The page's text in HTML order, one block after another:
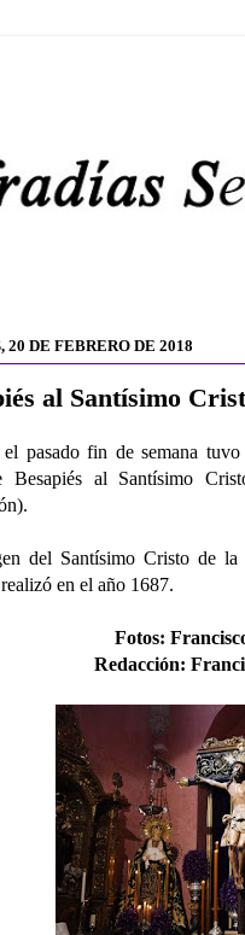
20 DE FEBRERO DE 2018
al Santísimo
el pasado fin de semana
Besapiés al Santísimo
del Santísimo Cristo de
en el año 1687.
Fotos:
Redacción: